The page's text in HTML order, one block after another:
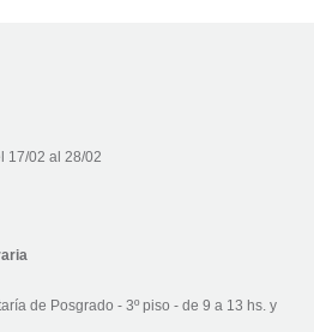
17/02 al 28/02
de Posgrado - 3º piso - de 9 a 13 hs. y